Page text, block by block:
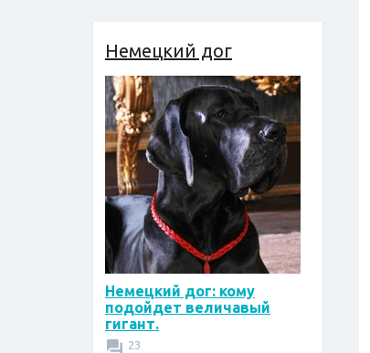
Немецкий дог
Немецкий дог: кому
подойдет величавый
гигант.
23